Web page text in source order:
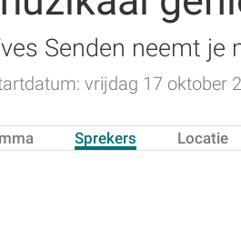
Senden neemt je
vrijdag 17 oktober
Sprekers Locatie